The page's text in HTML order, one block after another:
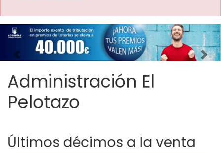
Imagen anterior
Administración El
Pelotazo
Últimos décimos a la venta